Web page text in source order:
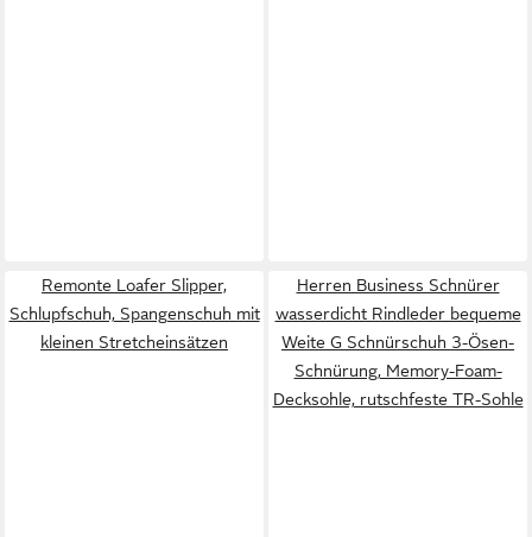
Remonte Loafer Slipper,
Schlupfschuh, Spangenschuh mit
kleinen Stretcheinsätzen
Herren Business Schnürer
wasserdicht Rindleder bequeme
Weite G Schnürschuh 3-Ösen-
Schnürung, Memory-Foam-
Decksohle, rutschfeste TR-Sohle